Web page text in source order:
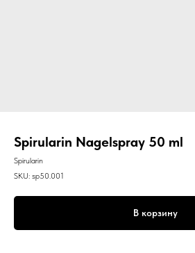
Spirularin Nagelspray 50 ml
Spirularin
SKU: sp50.001
В корзину